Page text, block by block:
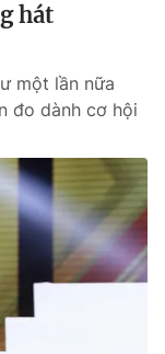
hát
một lần nữa
đo dành cơ hội